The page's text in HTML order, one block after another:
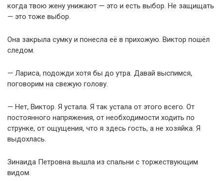
когда твою жену унижают — это и есть выбор. Не защищать
— это тоже выбор.
Она закрыла сумку и понесла её в прихожую. Виктор пошёл
следом.
— Лариса, подожди хотя бы до утра. Давай выспимся,
поговорим на свежую голову.
— Нет, Виктор. Я устала. Я так устала от этого всего. От
постоянного напряжения, от необходимости ходить по
струнке, от ощущения, что я здесь гость, а не хозяйка. Я
выдохлась.
Зинаида Петровна вышла из спальни с торжествующим
видом.